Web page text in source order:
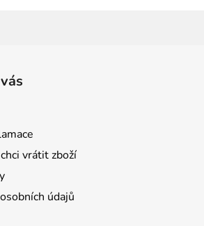
vrátit zboží
údajů